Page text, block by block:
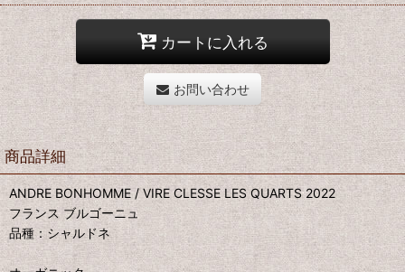
カートに入れる
お問い合わせ
商品詳細
ANDRE BONHOMME / VIRE CLESSE LES QUARTS 2022
フランス ブルゴーニュ
品種：シャルドネ